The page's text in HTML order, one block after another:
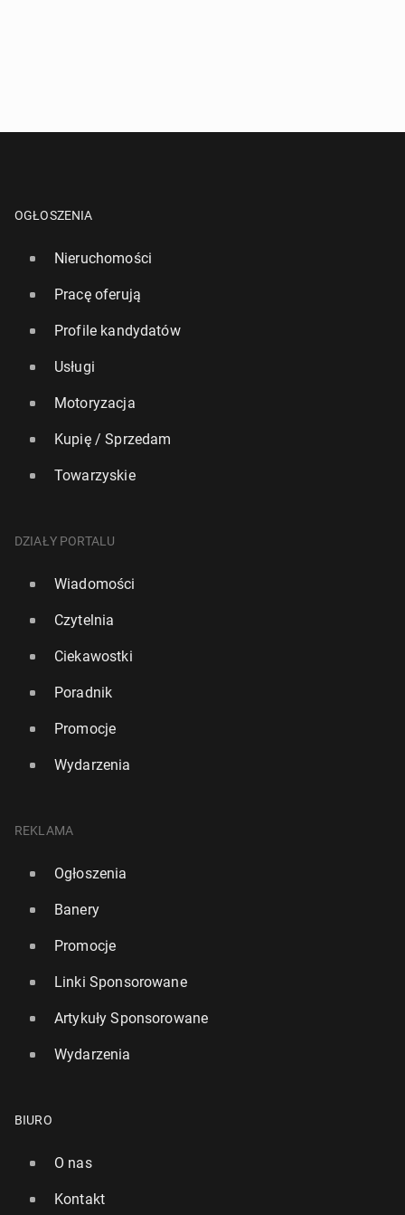
OGŁOSZENIA
Nieruchomości
Pracę oferują
Profile kandydatów
Usługi
Motoryzacja
Kupię / Sprzedam
Towarzyskie
DZIAŁY PORTALU
Wiadomości
Czytelnia
Ciekawostki
Poradnik
Promocje
Wydarzenia
REKLAMA
Ogłoszenia
Banery
Promocje
Linki Sponsorowane
Artykuły Sponsorowane
Wydarzenia
BIURO
O nas
Kontakt